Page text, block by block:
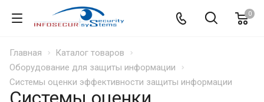
0
Главная
Каталог товаров
Оборудование для защиты информации
Системы оценки эффективности защиты информации